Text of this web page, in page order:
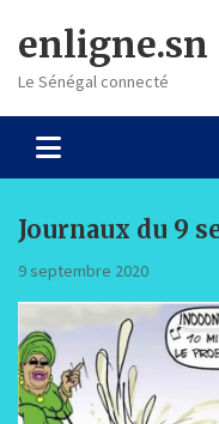
content
enligne.sn
Le Sénégal connecté
Journaux du 9
9 septembre 2020